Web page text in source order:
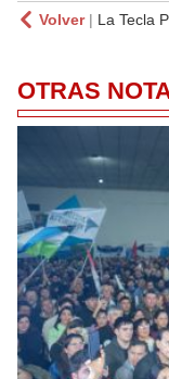
Volver| La Tecla
OTRAS